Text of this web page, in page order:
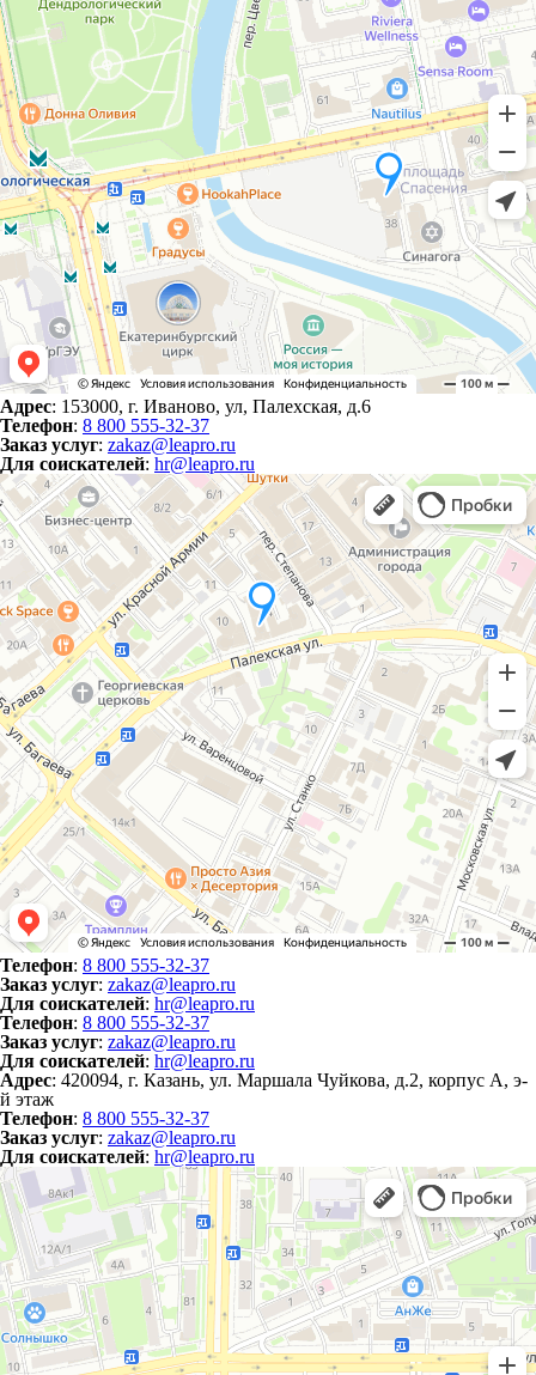
Адрес: 153000, г. Иваново, ул, Палехская, д.6
Телефон: 8 800 555-32-37
Заказ услуг: zakaz@leapro.ru
Для соискателей: hr@leapro.ru
Телефон: 8 800 555-32-37
Заказ услуг: zakaz@leapro.ru
Для соискателей: hr@leapro.ru
Телефон: 8 800 555-32-37
Заказ услуг: zakaz@leapro.ru
Для соискателей: hr@leapro.ru
Адрес: 420094, г. Казань, ул. Маршала Чуйкова, д.2, корпус А, э-
й этаж
Телефон: 8 800 555-32-37
Заказ услуг: zakaz@leapro.ru
Для соискателей: hr@leapro.ru